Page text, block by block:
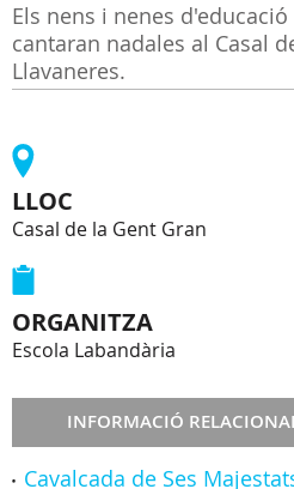
Els nens i nenes
cantaran nadales al Casal
Llavaneres.
LLOC
Casal de la Gent Gran
ORGANITZA
Escola Labandària
INFORMACIÓ
Cavalcada de Ses